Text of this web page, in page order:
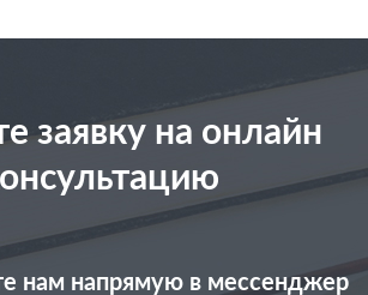
заявку на онлайн
нам напрямую в мессенджер